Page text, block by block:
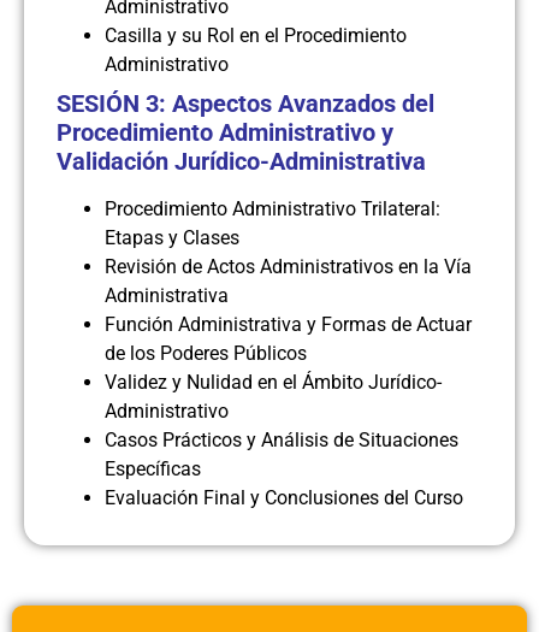
Administrativo
Casilla y su Rol en el Procedimiento
Administrativo
SESIÓN 3: Aspectos Avanzados del
Procedimiento Administrativo y
Validación Jurídico-Administrativa
Procedimiento Administrativo Trilateral:
Etapas y Clases
Revisión de Actos Administrativos en la Vía
Administrativa
Función Administrativa y Formas de Actuar
de los Poderes Públicos
Validez y Nulidad en el Ámbito Jurídico-
Administrativo
Casos Prácticos y Análisis de Situaciones
Específicas
Evaluación Final y Conclusiones del Curso